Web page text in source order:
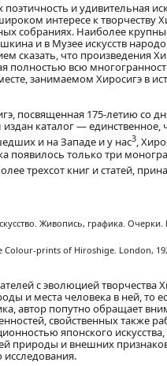
и удивительная
интересе к творчеству
собраниях. Наиболее
и в Музее искусств
сказать, что произведения
полностью всю
занимаемом Хиросигэ в
посвященная 175-летию со
каталог — единственное,
и на Западе и у нас3,
появилось только три
трехсот книг и статей,
Живопись, графика.
Colour-prints of Hiroshige. London,
с эволюцией творчества
и места человека в ней, то
автор попутно обращает
свойственных также
японского
природы и внешних